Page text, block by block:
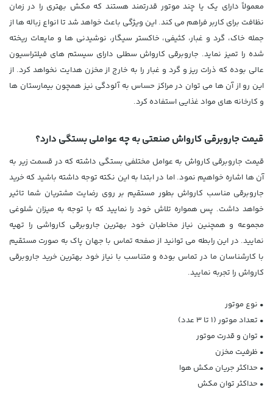
معمولاً دارای یک یا چند موتور قدرتمند هستند که مکش بهتری را در زمان
نظافت برای کاربر فراهم می کند. این ویژگی باعث خواهد شد تا انواع زباله ها از
جمله خاک، گرد و غبار، کثیفی، خاکستر سیگار، نوشیدنی ها و مایعات ریخته
شده را تمیز نماید. جاروبرقی کارواش سطلی دارای سیستم های فیلتراسیون
عالی بوده که ذرات ریز و گرد و غبار را به خارج از مخزن هدایت نخواهد کرد. از
این رو از آن ها می توان در مراکز حساس به آلودگی نیز همچون بیمارستان ها
و کارخانه های مواد غذایی استفاده کرد.
قیمت جاروبرقی کارواش صنعتی به چه عواملی بستگی دارد؟
قیمت جاروبرقی کارواش به عوامل مختلفی بستگی داشته که در قسمت زیر به
آن ها اشاره خواهیم نمود. اما در ابتدا به این نکته توجه داشته باشید که خرید
جاروبرقی مناسب کارواش بطور مستقیم بر روی رضایت مشتریان شما تاثیر
خواهد داشت. پس همواره تلاش خود را نمایید که با توجه به میزان شلوغی
مجموعه و همچنین نیاز مخاطبان خود بهترین جاروبرقی کارواشی را تهیه
نمایید. در این رابطه می توانید از صفحه تماس با جهان پاک به صورت مستقیم
با کارشناسان ما در تماس بوده و متناسب با نیاز خود بهترین خرید جاروبرقی
کارواش را تجربه نمایید.
• نوع موتور
• تعداد موتور (۱ تا ۳ عدد)
• توان و قدرت موتور
• ظرفیت مخزن
• حداکثر جریان مکش هوا
• حداکثر توان مکش